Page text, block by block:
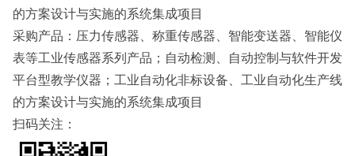
的方案设计与实施的系统集成项目
采购产品：压力传感器、称重传感器、智能变送器、智能仪
表等工业传感器系列产品；自动检测、自动控制与软件开发
平台型教学仪器；工业自动化非标设备、工业自动化生产线
的方案设计与实施的系统集成项目
扫码关注：